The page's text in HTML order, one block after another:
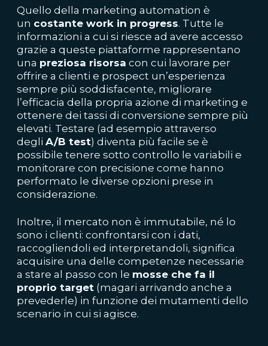
Quello della marketing automation è
un costante work in progress. Tutte le
informazioni a cui si riesce ad avere accesso
grazie a queste piattaforme rappresentano
una preziosa risorsa con cui lavorare per
offrire a clienti e prospect un’esperienza
sempre più soddisfacente, migliorare
l’efficacia della propria azione di marketing e
ottenere dei tassi di conversione sempre più
elevati. Testare (ad esempio attraverso
degli A/B test) diventa più facile se è
possibile tenere sotto controllo le variabili e
monitorare con precisione come hanno
performato le diverse opzioni prese in
considerazione.
Inoltre, il mercato non è immutabile, né lo
sono i clienti: confrontarsi con i dati,
raccogliendoli ed interpretandoli, significa
acquisire una delle competenze necessarie
a stare al passo con le mosse che fa il
proprio target (magari arrivando anche a
prevederle) in funzione dei mutamenti dello
scenario in cui si agisce.